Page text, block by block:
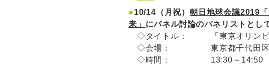
●10/14（月祝）朝日地球会議2019
来」 にパネル討論のパネリストとし
◇タイトル：
「東京オリン
◇会場：
東京都千代田
◇時間：
13:30～14:50